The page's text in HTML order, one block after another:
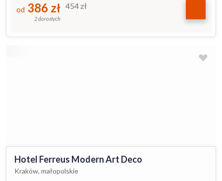
454 zł
od 386 zł
2 dorosłych
Hotel Ferreus Modern Art Deco
Kraków, małopolskie